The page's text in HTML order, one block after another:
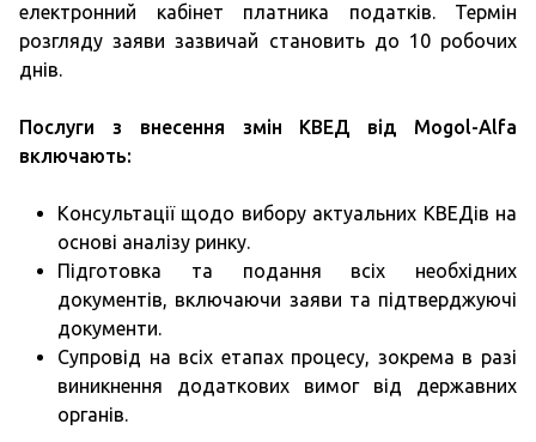
електронний кабінет платника податків. Термін
розгляду заяви зазвичай становить до 10 робочих
днів.
Послуги з внесення змін КВЕД від Mogol-Alfa
включають:
Консультації щодо вибору актуальних КВЕДів на
основі аналізу ринку.
Підготовка та подання всіх необхідних
документів, включаючи заяви та підтверджуючі
документи.
Супровід на всіх етапах процесу, зокрема в разі
виникнення додаткових вимог від державних
органів.